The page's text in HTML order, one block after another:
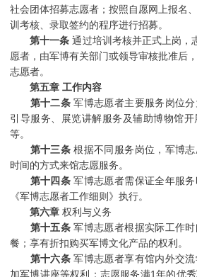
社会团体招募志愿者；按照自愿网上报名
训考核、录取签约的程序进行招募。
第十一条 通过培训考核并正式上岗，
愿者，由军博有关部门或领导审核批准后
志愿者。
第五章 工作内容
第十二条 军博志愿者主要服务岗位
引导服务、展览讲解服务及辅助博物馆
等。
第十三条 根据不同服务岗位，军博
时间的方式来馆志愿服务。
第十四条 军博志愿者需保证全年服
《军博志愿者工作细则》执行。
第六章 权利与义务
第十五条 军博志愿者根据实际工作
餐；享有折扣购买军博文化产品的权利。
第十六条 军博志愿者享有馆内外交
加军博讲座等权利；志愿服务满1年的优